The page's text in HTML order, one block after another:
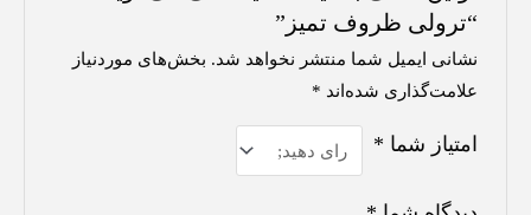
“ترولی ظروف تمیز”
نشانی ایمیل شما منتشر نخواهد شد. بخش‌های موردنیاز
علامت‌گذاری شده‌اند *
امتیاز شما *